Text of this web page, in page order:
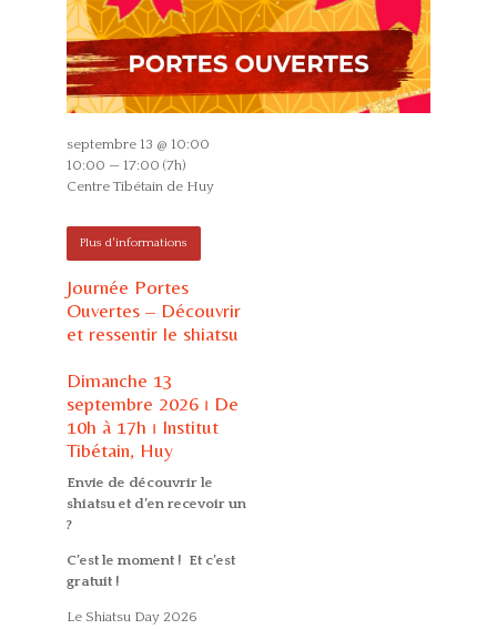
Journée Portes
Ouvertes – Découvrir
et ressentir le shiatsu
Dimanche 13
septembre 2026 ⏐ De
10h à 17h ⏐ Institut
Tibétain, Huy
Envie de découvrir le
shiatsu et d’en recevoir un
?
C’est le moment ! Et c’est
gratuit !
Le Shiatsu Day 2026
septembre 13 @ 10:00
10:00 — 17:00 (7h)
Centre Tibétain de Huy
Plus d'informations